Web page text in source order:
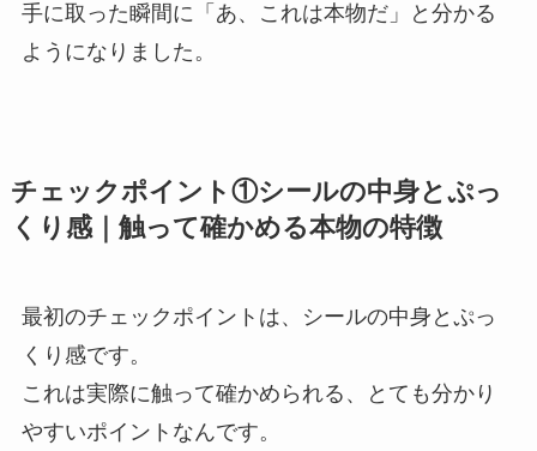
手に取った瞬間に「あ、これは本物だ」と分かる
ようになりました。
チェックポイント①シールの中身とぷっ
くり感｜触って確かめる本物の特徴
最初のチェックポイントは、シールの中身とぷっ
くり感です。
これは実際に触って確かめられる、とても分かり
やすいポイントなんです。